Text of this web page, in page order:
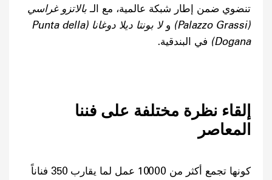
تنضوي ضمن إطار شبكة عالمية، مع الـ بالاتزو غراسي
(
Palazzo Grassi
) ولا بونتا ديلا دوغانا (
Punta della
Dogana
) في البندقية.
إلقاء نظرة مختلفة على فننا
المعاصر
كونها تجمع أكثر من 10000 عمل لما يقارب 350 فناناً